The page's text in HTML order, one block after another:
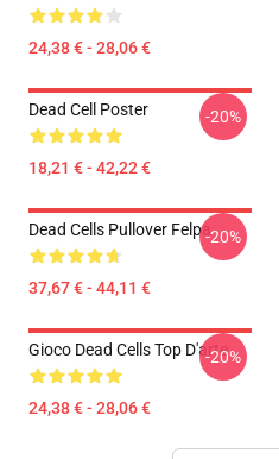
24,38 € - 28,06 €
Dead Cell Poster
18,21 € - 42,22 €
-20%
Dead Cells Pullover Felpa
37,67 € - 44,11 €
-20%
Gioco Dead Cells Top D'arte
24,38 € - 28,06 €
-20%